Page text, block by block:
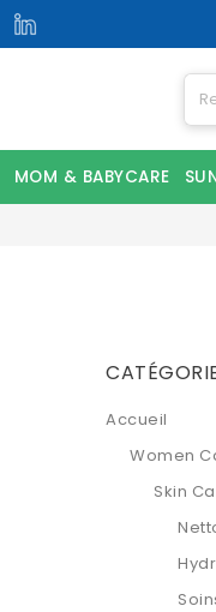
MOM & BABYCARE
Accueil
Women
Skin